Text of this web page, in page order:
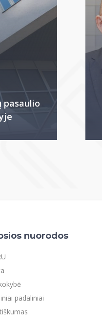
pasaulio
nuorodos
padaliniai